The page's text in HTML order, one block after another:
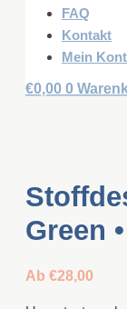
FAQ
Kontakt
Mein
€0,00 0
Green
Ab €28,00